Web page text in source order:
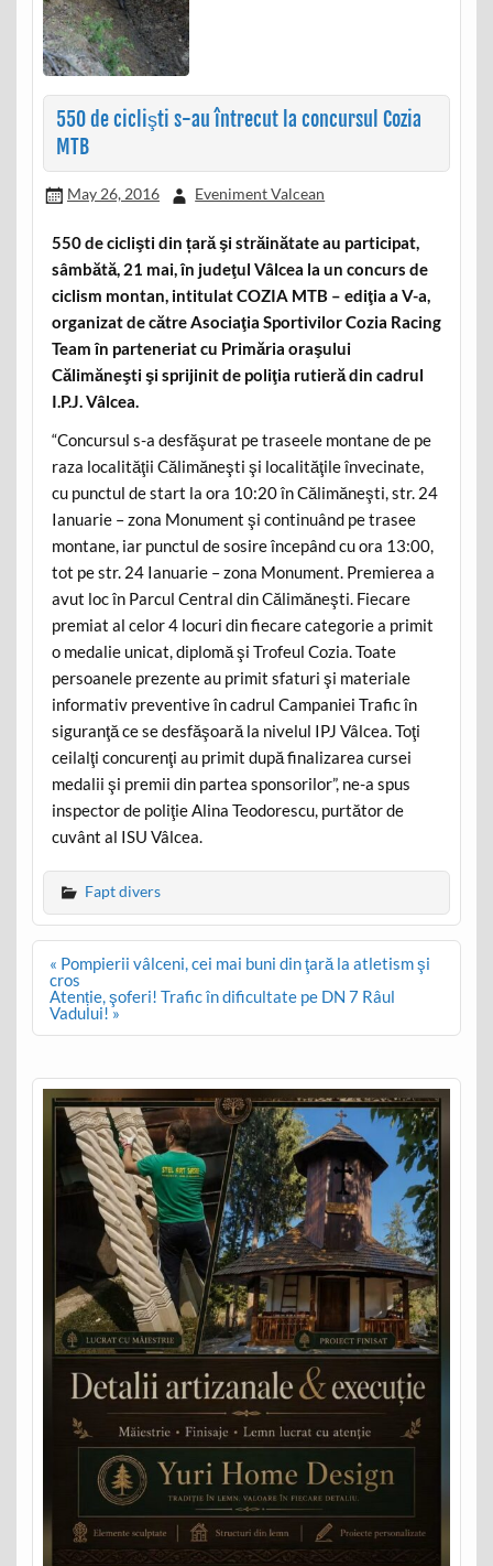
550 de ciclişti s-au întrecut la concursul Cozia
MTB
May 26, 2016 Eveniment Valcean
550 de ciclişti din țară şi străinătate au participat,
sâmbătă, 21 mai, în judeţul Vâlcea la un concurs de
ciclism montan, intitulat COZIA MTB – ediţia a V-a,
organizat de către Asociaţia Sportivilor Cozia Racing
Team în parteneriat cu Primăria oraşului
Călimăneşti şi sprijinit de poliţia rutieră din cadrul
I.P.J. Vâlcea.
“Concursul s-a desfăşurat pe traseele montane de pe
raza localităţii Călimăneşti şi localităţile învecinate,
cu punctul de start la ora 10:20 în Călimăneşti, str. 24
Ianuarie – zona Monument şi continuând pe trasee
montane, iar punctul de sosire începând cu ora 13:00,
tot pe str. 24 Ianuarie – zona Monument. Premierea a
avut loc în Parcul Central din Călimăneşti. Fiecare
premiat al celor 4 locuri din fiecare categorie a primit
o medalie unicat, diplomă şi Trofeul Cozia. Toate
persoanele prezente au primit sfaturi şi materiale
informativ preventive în cadrul Campaniei Trafic în
siguranţă ce se desfăşoară la nivelul IPJ Vâlcea. Toţi
ceilalţi concurenţi au primit după finalizarea cursei
medalii şi premii din partea sponsorilor”, ne-a spus
inspector de poliţie Alina Teodorescu, purtător de
cuvânt al ISU Vâlcea.
Fapt divers
Post
navigation
« Pompierii vâlceni, cei mai buni din ţară la atletism şi
cros
Atenție, şoferi! Trafic în dificultate pe DN 7 Râul
Vadului! »